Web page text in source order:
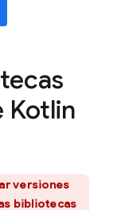
Kotlin
versiones
bibliotecas